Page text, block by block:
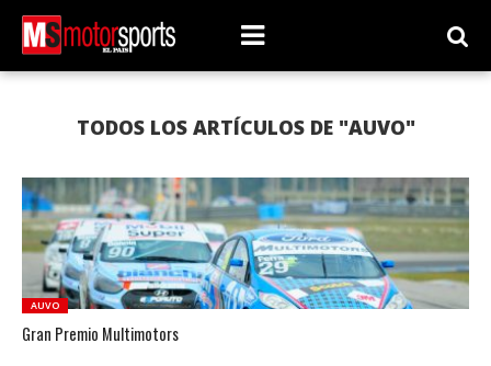
TODOS LOS ARTÍCULOS DE "AUVO"
AUVO
Gran Premio Multimotors